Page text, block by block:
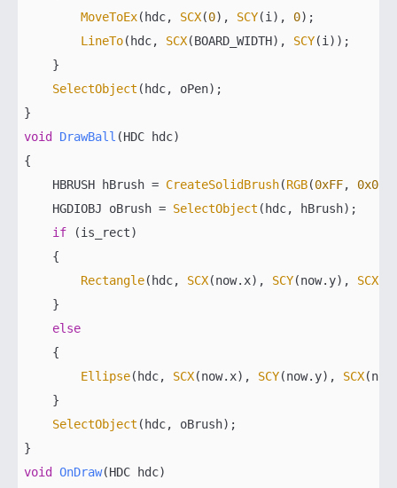
MoveToEx(hdc, SCX(0), SCY(i), 0);
LineTo(hdc, SCX(BOARD_WIDTH), SCY(i));
    }
SelectObject (hdc, oPen);
void
DrawBall (HDC hdc)
{
    HBRUSH hBrush =
CreateSolidBrush(RGB(0xFF, 0x00
    HGDIOBJ oBrush =
SelectObject (hdc, hBrush);
if (is_rect)
    {
Rectangle(hdc, SCX(now.x), SCY(now.y), SCX
    }
else
    {
Ellipse(hdc, SCX(now.x), SCY(now.y), SCX
    }
SelectObject (hdc, oBrush);
void
OnDraw(HDC hdc)